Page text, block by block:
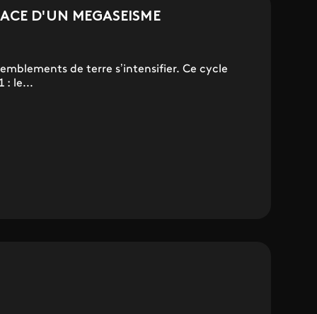
D'UN MEGASEISME
de terre s’intensifier. Ce cycle
: le...